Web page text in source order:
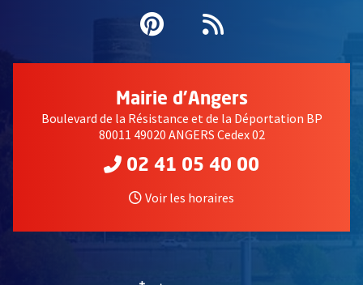
Pinterest
, Ouvre une
Flux RSS
Mairie d'Angers
Boulevard de la Résistance et de la Déportation BP
80011 49020 ANGERS Cedex 02
02 41 05 40 00
Voir les horaires